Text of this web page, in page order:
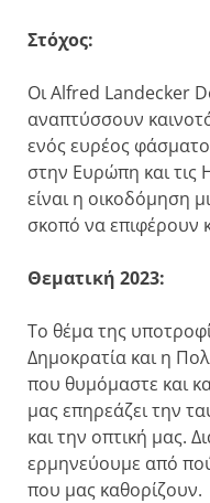
Στόχος:
Οι Alfred Landecker
αναπτύσσουν
ενός ευρέος
στην Ευρώπη και τις
είναι η οικοδόμηση
σκοπό να επιφέρουν
Θεματική 2023:
Το θέμα της
Δημοκρατία και η
που θυμόμαστε και
μας επηρεάζει την
και την οπτική μας.
ερμηνεύουμε από
που μας καθορίζουν.